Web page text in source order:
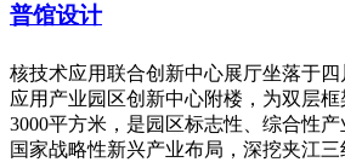
普馆设计
核技术应用联合创新中心展厅坐落于
应用产业园区创新中心附楼，为双层
3000平方米，是园区标志性、综合性
国家战略性新兴产业布局，深挖夹江